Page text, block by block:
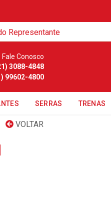
Representante
Fale Conosco
3088-4848
99602-4800
SERRAS TRENAS
VOLTAR